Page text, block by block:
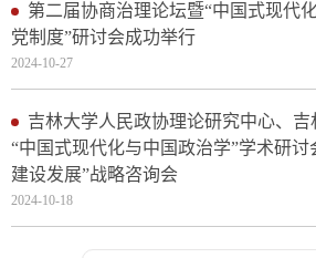
第二届协商治理论坛暨“中国式现代
党制度”研讨会成功举行
2024-10-27
吉林大学人民政协理论研究中心、
“中国式现代化与中国政治学”学术研
建设发展”战略咨询会
2024-10-18